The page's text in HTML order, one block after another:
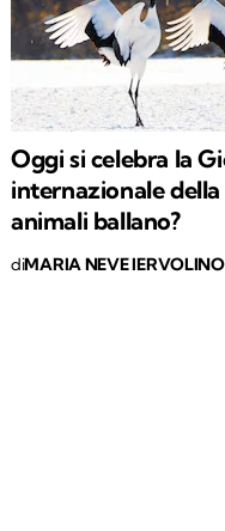
Oggi si celebra la
internazionale
animali ballano?
diMARIA NEVE IERVOLINO